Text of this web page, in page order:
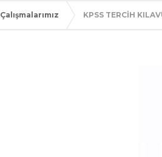
Çalışmalarımız KPSS TERCİH